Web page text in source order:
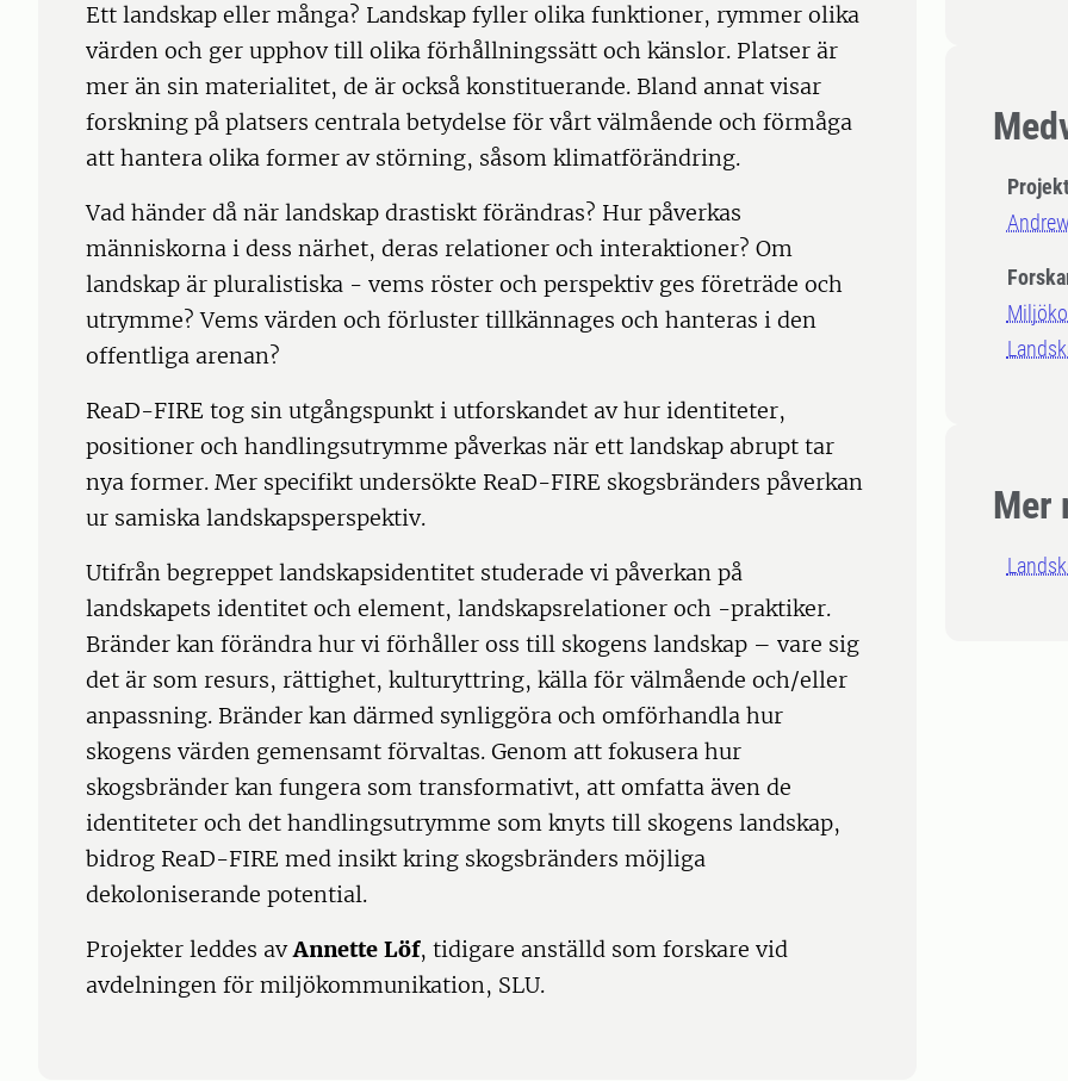
Mer
Ett landskap eller många? Landskap fyller olika funktioner, rymmer olika
värden och ger upphov till olika förhållningssätt och känslor. Platser är
mer än sin materialitet, de är också konstituerande. Bland annat visar
forskning på platsers centrala betydelse för vårt välmående och förmåga
att hantera olika former av störning, såsom klimatförändring.
Vad händer då när landskap drastiskt förändras? Hur påverkas
människorna i dess närhet, deras relationer och interaktioner? Om
landskap är pluralistiska - vems röster och perspektiv ges företräde och
utrymme? Vems värden och förluster tillkännages och hanteras i den
offentliga arenan?
ReaD-FIRE tog sin utgångspunkt i utforskandet av hur identiteter,
positioner och handlingsutrymme påverkas när ett landskap abrupt tar
nya former. Mer specifikt undersökte ReaD-FIRE skogsbränders påverkan
ur samiska landskapsperspektiv.
Utifrån begreppet landskapsidentitet studerade vi påverkan på
landskapets identitet och element, landskapsrelationer och -praktiker.
Bränder kan förändra hur vi förhåller oss till skogens landskap – vare sig
det är som resurs, rättighet, kulturyttring, källa för välmående och/eller
anpassning. Bränder kan därmed synliggöra och omförhandla hur
skogens värden gemensamt förvaltas. Genom att fokusera hur
skogsbränder kan fungera som transformativt, att omfatta även de
identiteter och det handlingsutrymme som knyts till skogens landskap,
bidrog ReaD-FIRE med insikt kring skogsbränders möjliga
dekoloniserande potential.
Projekter leddes avAnnette Löf, tidigare anställd som forskare vid
avdelningen för miljökommunikation, SLU.